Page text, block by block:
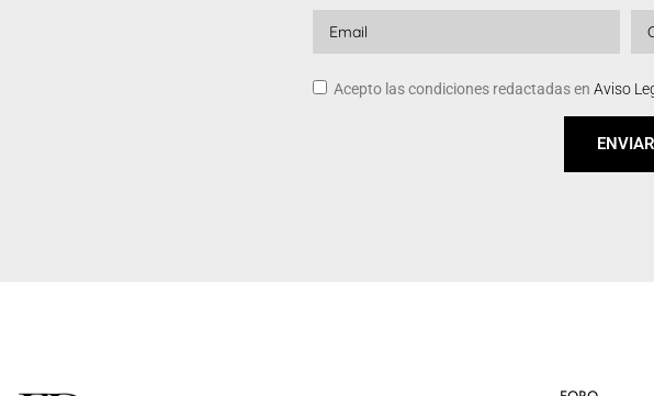
Acepto las condiciones redactadas en Aviso
ENVIAR